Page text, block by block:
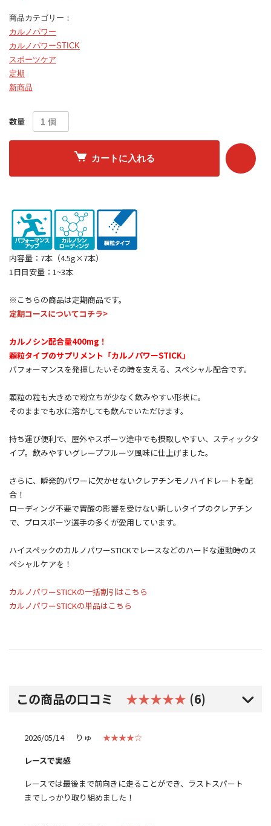
商品カテゴリー：
カルノパワー
カルノパワーSTICK
スポーツケア
定期
新商品
数量
カートに入れる
内容量：7本（4.5g×7本）
1日目安量：1~3本
※こちらの商品は定期商品です。
定期コースについてコチラ>
カルノシン配合量400mg！
顆粒タイプのサプリメント「カルノパワーSTICK」
パフォーマンスを発揮したいその時を支える、スペシャル配合です。
顆粒の粒も大きめで粉立ちが少なく飲みやすい形状に。
そのままでも水に溶かしても飲んでいただけます。
持ち運び便利で、屋外やスポーツ途中でも摂取しやすい、スティックタ
イプ。飲みやすいグレープフルーツ風味に仕上げました。
さらに、瞬発的パワーに欠かせないクレアチンモノハイドレートを配
合！
ローディング不要で胃酸の影響を受けない新しいタイプのクレアチン
で、プロスポーツ選手の多くが愛用しています。
ハイスペックのカルノパワーSTICKでレースなどのハードな運動時のス
ペシャルケアを！
カルノパワーSTICKの一括割引はこちら
カルノパワーSTICKの単品はこちら
この商品の口コミ ★★★★★ (6)
2026/05/14 りゅ
★★★★☆
レースで実感
レースでは最後まで前向きに走ることができ、ラストスパート
までしっかり取り組めました！